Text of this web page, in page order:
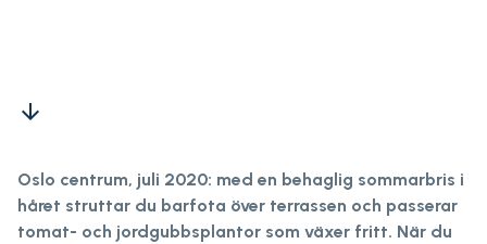
arrow_downward
Oslo centrum, juli 2020: med en behaglig sommarbris i
håret struttar du barfota över terrassen och passerar
tomat- och jordgubbsplantor som växer fritt. När du